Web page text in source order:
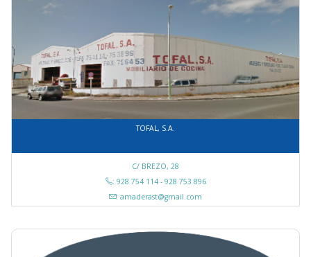
TOFAL, S.A.
C/ BREZO, 28
: 928 754 114 - 928 753 896
: amaderast@gmail.com